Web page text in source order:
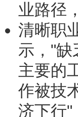
业路径
清晰职
示，"缺
主要的
作被技
济下行"